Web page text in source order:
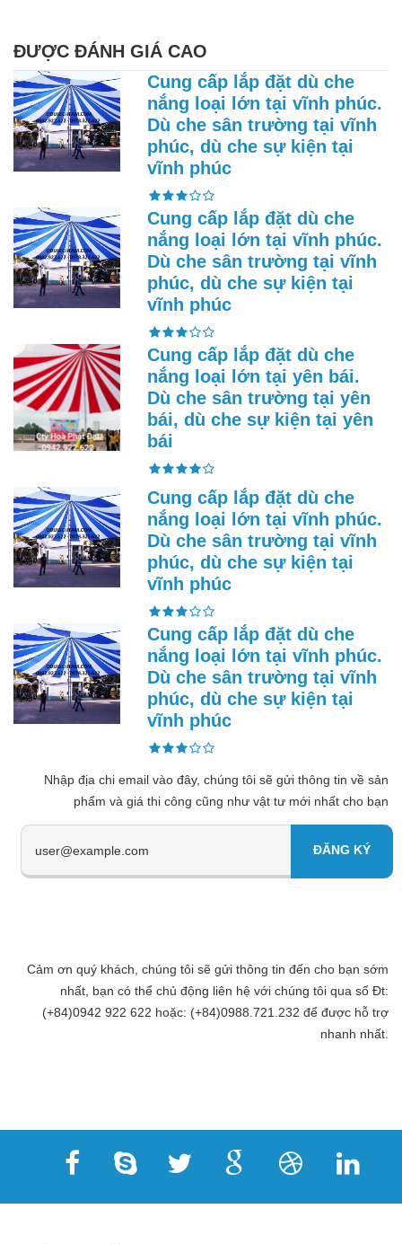
ĐƯỢC ĐÁNH GIÁ CAO
Cung cấp lắp đặt dù che
nắng loại lớn tại vĩnh phúc.
Dù che sân trường tại vĩnh
phúc, dù che sự kiện tại
vĩnh phúc
Cung cấp lắp đặt dù che
nắng loại lớn tại vĩnh phúc.
Dù che sân trường tại vĩnh
phúc, dù che sự kiện tại
vĩnh phúc
Cung cấp lắp đặt dù che
nắng loại lớn tại yên bái.
Dù che sân trường tại yên
bái, dù che sự kiện tại yên
bái
Cung cấp lắp đặt dù che
nắng loại lớn tại vĩnh phúc.
Dù che sân trường tại vĩnh
phúc, dù che sự kiện tại
vĩnh phúc
Cung cấp lắp đặt dù che
nắng loại lớn tại vĩnh phúc.
Dù che sân trường tại vĩnh
phúc, dù che sự kiện tại
vĩnh phúc
Nhập địa chi email vào đây, chúng tôi sẽ gửi thông tin về sản
phẩm và giá thi công cũng như vật tư mới nhất cho bạn
Cảm ơn quý khách, chúng tôi sẽ gửi thông tin đến cho bạn sớm
nhất, bạn có thể chủ động liên hệ với chúng tôi qua số Đt:
(+84)0942 922 622 hoặc: (+84)0988.721.232 để được hỗ trợ
nhanh nhất.